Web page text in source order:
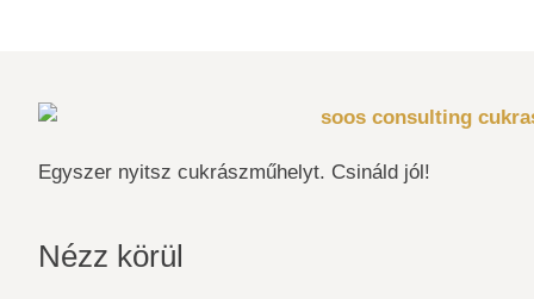
Egyszer nyitsz cukrászműhelyt. Csináld jól!
Nézz körül